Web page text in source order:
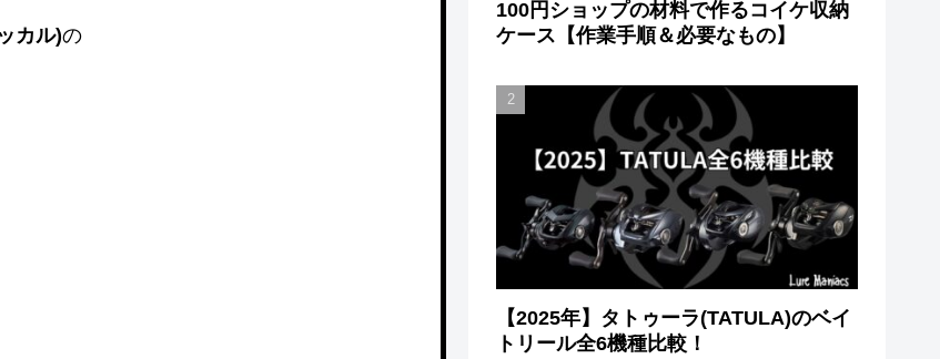
カル)の
100円ショップの材料で作るコイケ収納
ケース【作業手順＆必要なもの】
【2025年】タトゥーラ(TATULA)のベイ
トリール全6機種比較！